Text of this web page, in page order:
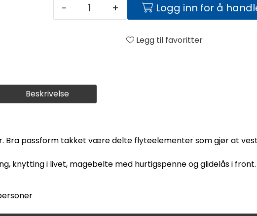
Beskrivelse
Bra passform takket være delte flyteelementer som gjør at
knytting i livet, magebelte med hurtigspenne og glidelås i front.
- + Logg inn for å
Legg til favoritter